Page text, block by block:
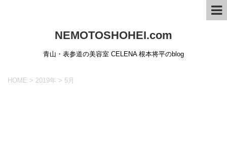
NEMOTOSHOHEI.com
青山・表参道の美容室 CELENA 根本将平のblog
HOME > 2019年 > 5月